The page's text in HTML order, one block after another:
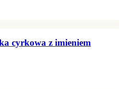
cyrkowa z imieniem